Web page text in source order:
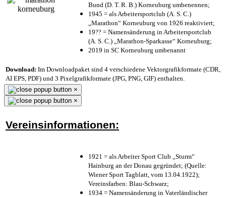
Bund (D. T. R. B.) Korneuburg umbenennen;
1945 = als Arbeitersportclub (A. S. C.)
„Marathon“ Korneuburg von 1926 reaktiviert;
19?? = Namensänderung in Arbeitersportclub
(A. S. C.) „Marathon-Sparkasse“ Korneuburg;
2019 in SC Korneuburg umbenannt
Download: Im Downloadpaket sind 4 verschiedene Vektorgrafikformate (CDR,
AI EPS, PDF) und 3 Pixelgrafikformate (JPG, PNG, GIF) enthalten.
×
×
Vereinsinformationen:
1921 = als Arbeiter Sport Club „Sturm“
Hainburg an der Donau gegründet; (Quelle:
Wiener Sport Tagblatt, vom 13.04.1922);
Vereinsfarben: Blau-Schwarz;
1934 = Namensänderung in Vaterländischer